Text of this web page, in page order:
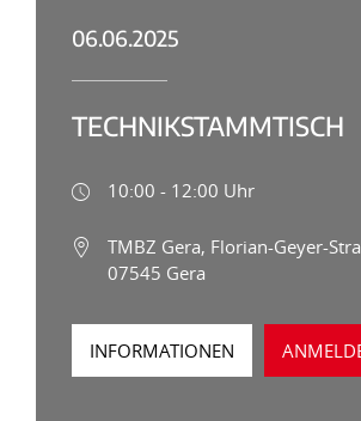
06.06.2025
TECHNIKSTAMMTISCH
10:00 - 12:00 Uhr
TMBZ Gera, Florian-Geyer-
07545 Gera
INFORMATIONEN